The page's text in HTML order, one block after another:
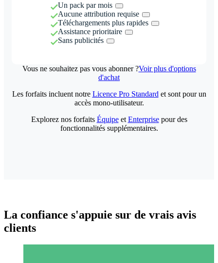
Un pack par mois
Aucune attribution requise
Téléchargements plus rapides
Assistance prioritaire
Sans publicités
Vous ne souhaitez pas vous abonner ?Voir plus d'options
d'achat
Les forfaits incluent notre Licence Pro Standard et sont pour un
accès mono-utilisateur.
Explorez nos forfaits Équipeet Enterprisepour des
fonctionnalités supplémentaires.
La confiance s'appuie sur de vrais avis
clients